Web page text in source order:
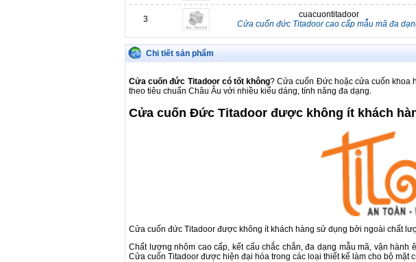
3
cuacuontitadoor
Cửa cuốn đức Titadoor cao cấp mẫu mã đa
Chi tiết sản phẩm
Cửa cuốn đức Titadoor có tốt không? Cửa cuốn Đức hoặc cửa cuốn khoa
theo tiêu chuẩn Châu Âu với nhiều kiểu dáng, tính năng đa dạng.
Cửa cuốn Đức Titadoor được không ít khách
Cửa cuốn đức Titadoor được không ít khách hàng sử dụng bởi ngoài chất
Chất lượng nhôm cao cấp, kết cấu chắc chắn, đa dạng mẫu mã, vận
Cửa cuốn Titadoor được hiện đại hóa trong các loại thiết kế làm cho bộ mặt